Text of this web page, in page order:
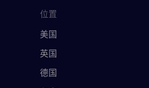
位置
美国
英国
德国